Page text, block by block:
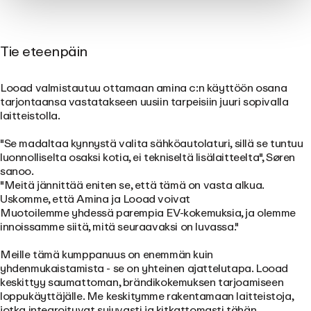
Tie eteenpäin
Looad valmistautuu ottamaan amina c:n käyttöön osana
tarjontaansa vastatakseen uusiin tarpeisiin juuri sopivalla
laitteistolla.
"Se madaltaa kynnystä valita sähköautolaturi, sillä se tuntuu
luonnolliselta osaksi kotia, ei tekniseltä lisälaitteelta", Søren
sanoo.
"Meitä jännittää eniten se, että tämä on vasta alkua.
Uskomme, että Amina ja Looad voivat
Muotoilemme yhdessä parempia EV-kokemuksia, ja olemme
innoissamme siitä, mitä seuraavaksi on luvassa."
Meille tämä kumppanuus on enemmän kuin
yhdenmukaistamista - se on yhteinen ajattelutapa. Looad
keskittyy saumattoman, brändikokemuksen tarjoamiseen
loppukäyttäjälle. Me keskitymme rakentamaan laitteistoja,